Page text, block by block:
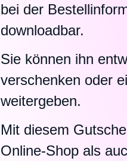
bei der
downloadbar.
Sie können ihn
verschenken oder
weitergeben.
Mit diesem
Online-Shop als